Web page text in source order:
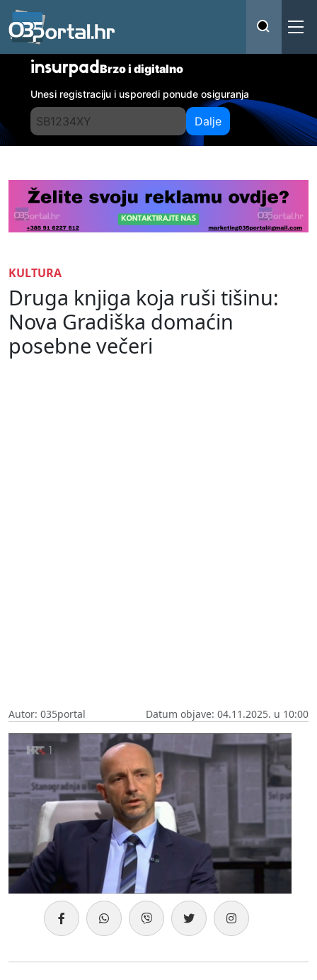
insurpadBrzo i digitalno
Unesi registraciju i usporedi ponude osiguranja
Dalje
KULTURA
Druga knjiga koja ruši tišinu:
Nova Gradiška domaćin
posebne večeri
Autor: 035portal Datum objave: 04.11.2025. u 10:00